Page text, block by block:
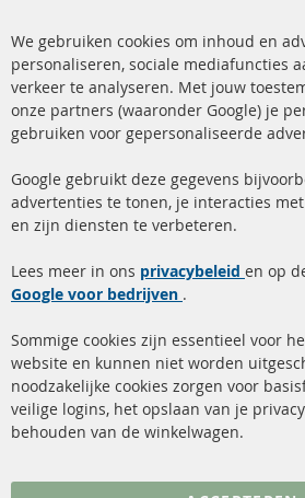
+49 (0) 4533 799 00 0
ma-do: 09-17 u, vr Fr 09-16 u
info@contra-automotive.de
facebook
instagram
Snelle links
Roetfilter reiniging
Katalysator (KAT)
sensoren
FAQ
We gebruiken cookies om inhoud en
personaliseren, sociale mediafuncties
verkeer te analyseren. Met jouw
onze partners (waaronder Google) je
gebruiken voor gepersonaliseerde
Google gebruikt deze gegevens
advertenties te tonen, je interacties
en zijn diensten te verbeteren.
Lees meer in ons privacybeleid en op
Google voor bedrijven .
Sommige cookies zijn essentieel voor
website en kunnen niet worden
noodzakelijke cookies zorgen voor
veilige logins, het opslaan van je
behouden van de winkelwagen.